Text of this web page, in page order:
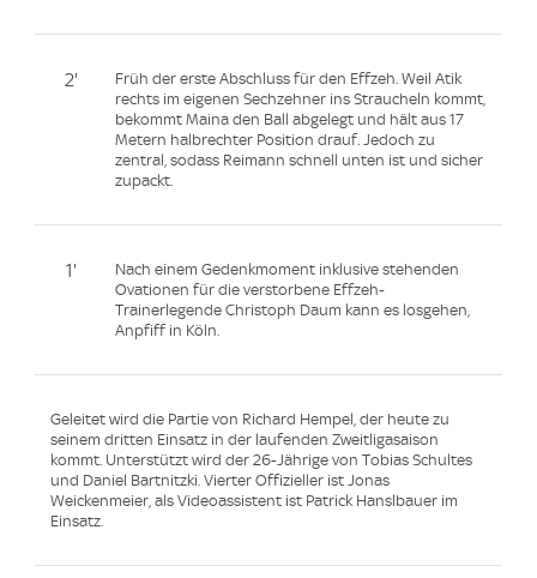
2'
Früh der erste Abschluss für den Effzeh. Weil Atik
rechts im eigenen Sechzehner ins Straucheln kommt,
bekommt Maina den Ball abgelegt und hält aus 17
Metern halbrechter Position drauf. Jedoch zu
zentral, sodass Reimann schnell unten ist und sicher
zupackt.
1'
Nach einem Gedenkmoment inklusive stehenden
Ovationen für die verstorbene Effzeh-
Trainerlegende Christoph Daum kann es losgehen,
Anpfiff in Köln.
Geleitet wird die Partie von Richard Hempel, der heute zu
seinem dritten Einsatz in der laufenden Zweitligasaison
kommt. Unterstützt wird der 26-Jährige von Tobias Schultes
und Daniel Bartnitzki. Vierter Offizieller ist Jonas
Weickenmeier, als Videoassistent ist Patrick Hanslbauer im
Einsatz.